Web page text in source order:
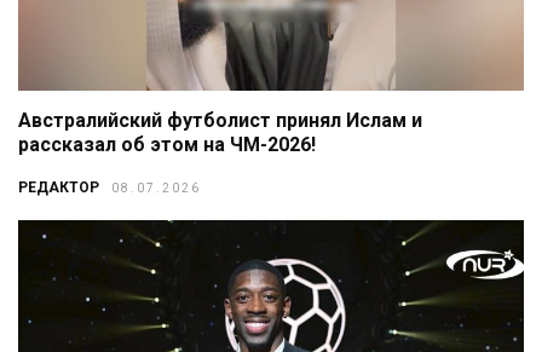
Австралийский футболист принял Ислам и
рассказал об этом на ЧМ-2026!
РЕДАКТОР 08.07.2026